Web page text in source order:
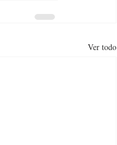
Ver todo